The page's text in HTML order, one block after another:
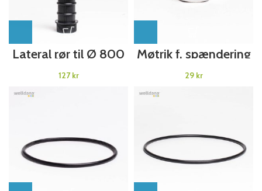
Lateral rør til Ø 800
Welldana®
Sandfilter
kr
Møtrik f. spændering
t. topventil
Welldana®
Sandfilter
kr